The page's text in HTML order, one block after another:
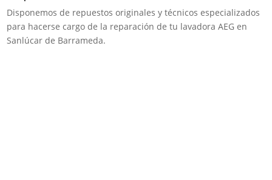
Disponemos de repuestos originales y técnicos especializados
para hacerse cargo de la reparación de tu lavadora AEG en
Sanlúcar de Barrameda.